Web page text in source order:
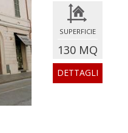
SUPERFICIE
130 MQ
DETTAGLI